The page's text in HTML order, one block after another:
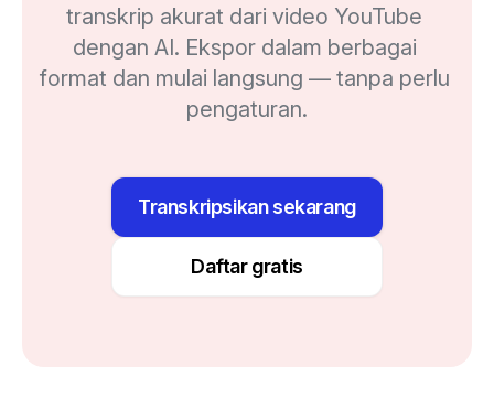
transkrip akurat dari video YouTube
dengan AI. Ekspor dalam berbagai
format dan mulai langsung — tanpa perlu
pengaturan.
Daftar gratis
Transkripsikan sekarang